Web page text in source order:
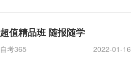
超值精品班 随报随学
自考365 2022-01-16